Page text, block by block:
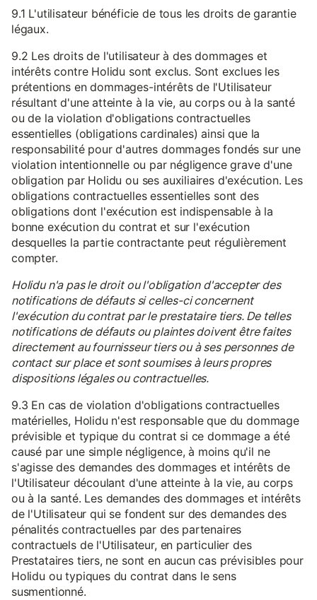
9.1 L'utilisateur bénéficie de tous les droits de garantie
légaux.
9.2 Les droits de l'utilisateur à des dommages et
intérêts contre Holidu sont exclus. Sont exclues les
prétentions en dommages-intérêts de l'Utilisateur
résultant d'une atteinte à la vie, au corps ou à la santé
ou de la violation d'obligations contractuelles
essentielles (obligations cardinales) ainsi que la
responsabilité pour d'autres dommages fondés sur une
violation intentionnelle ou par négligence grave d'une
obligation par Holidu ou ses auxiliaires d'exécution. Les
obligations contractuelles essentielles sont des
obligations dont l'exécution est indispensable à la
bonne exécution du contrat et sur l'exécution
desquelles la partie contractante peut régulièrement
compter.
Holidu n'a pas le droit ou l'obligation d'accepter des
notifications de défauts si celles-ci concernent
l'exécution du contrat par le prestataire tiers. De telles
notifications de défauts ou plaintes doivent être faites
directement au fournisseur tiers ou à ses personnes de
contact sur place et sont soumises à leurs propres
dispositions légales ou contractuelles.
9.3 En cas de violation d'obligations contractuelles
matérielles, Holidu n'est responsable que du dommage
prévisible et typique du contrat si ce dommage a été
causé par une simple négligence, à moins qu'il ne
s'agisse des demandes des dommages et intérêts de
l'Utilisateur découlant d'une atteinte à la vie, au corps
ou à la santé. Les demandes des dommages et intérêts
de l'Utilisateur qui se fondent sur des demandes des
pénalités contractuelles par des partenaires
contractuels de l'Utilisateur, en particulier des
Prestataires tiers, ne sont en aucun cas prévisibles pour
Holidu ou typiques du contrat dans le sens
susmentionné.